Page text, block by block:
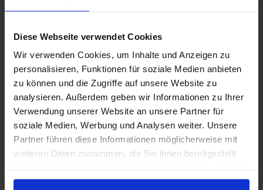
Diese Webseite verwendet Cookies
Wir verwenden Cookies, um Inhalte und Anzeigen zu
personalisieren, Funktionen für soziale Medien anbieten
zu können und die Zugriffe auf unsere Website zu
analysieren. Außerdem geben wir Informationen zu Ihrer
Verwendung unserer Website an unsere Partner für
soziale Medien, Werbung und Analysen weiter. Unsere
Partner führen diese Informationen möglicherweise mit
weiteren Daten zusammen, die Sie ihnen bereitgestellt
gesammelt haben.
Fortgeschritten
449€ p.P. zzgl. USt.
1 2 3 4
Teilnehmer:innen (0)